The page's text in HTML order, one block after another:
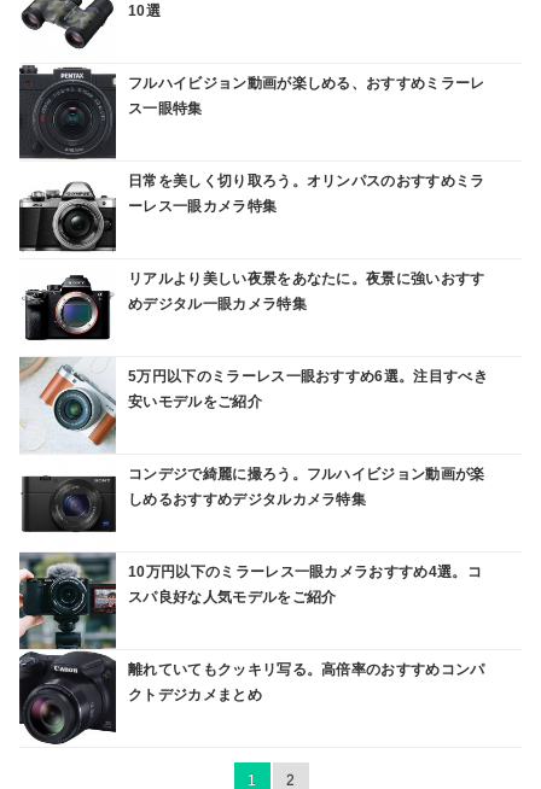
10選
フルハイビジョン動画が楽しめる、おすすめミラーレ
ス一眼特集
日常を美しく切り取ろう。オリンパスのおすすめミラ
ーレス一眼カメラ特集
リアルより美しい夜景をあなたに。夜景に強いおすす
めデジタル一眼カメラ特集
5万円以下のミラーレス一眼おすすめ6選。注目すべき
安いモデルをご紹介
コンデジで綺麗に撮ろう。フルハイビジョン動画が楽
しめるおすすめデジタルカメラ特集
10万円以下のミラーレス一眼カメラおすすめ4選。コ
スパ良好な人気モデルをご紹介
離れていてもクッキリ写る。高倍率のおすすめコンパ
クトデジカメまとめ
1 2